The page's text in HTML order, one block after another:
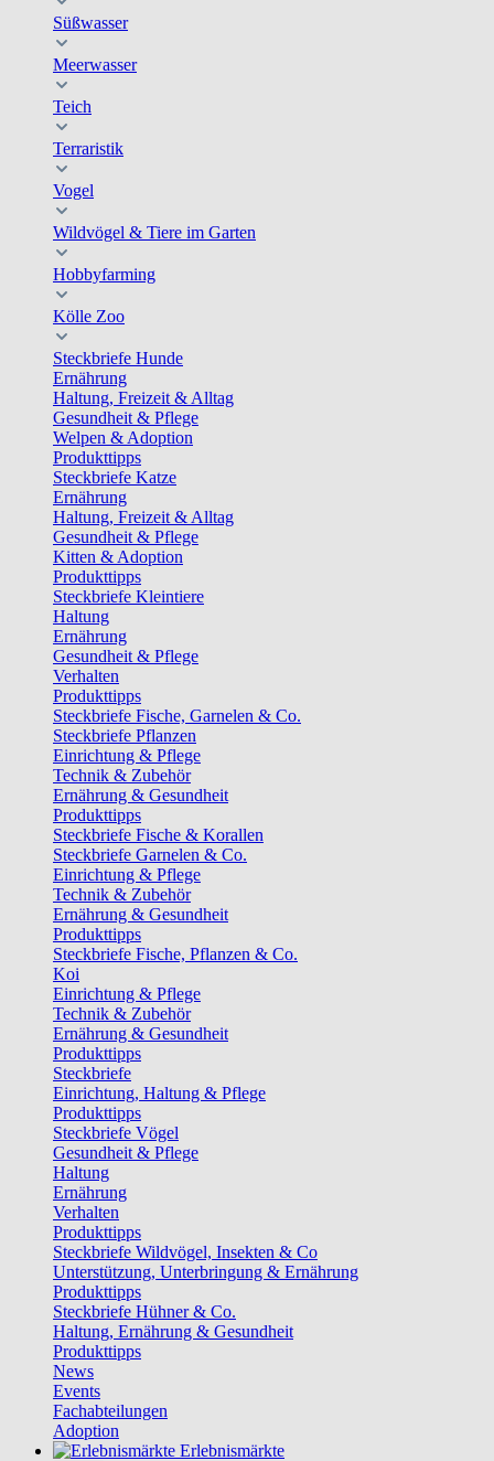
Süßwasser
Meerwasser
Teich
Terraristik
Vogel
Wildvögel & Tiere im Garten
Hobbyfarming
Kölle Zoo
Steckbriefe Hunde
Ernährung
Haltung, Freizeit & Alltag
Gesundheit & Pflege
Welpen & Adoption
Produkttipps
Steckbriefe Katze
Ernährung
Haltung, Freizeit & Alltag
Gesundheit & Pflege
Kitten & Adoption
Produkttipps
Steckbriefe Kleintiere
Haltung
Ernährung
Gesundheit & Pflege
Verhalten
Produkttipps
Steckbriefe Fische, Garnelen & Co.
Steckbriefe Pflanzen
Einrichtung & Pflege
Technik & Zubehör
Ernährung & Gesundheit
Produkttipps
Steckbriefe Fische & Korallen
Steckbriefe Garnelen & Co.
Einrichtung & Pflege
Technik & Zubehör
Ernährung & Gesundheit
Produkttipps
Steckbriefe Fische, Pflanzen & Co.
Koi
Einrichtung & Pflege
Technik & Zubehör
Ernährung & Gesundheit
Produkttipps
Steckbriefe
Einrichtung, Haltung & Pflege
Produkttipps
Steckbriefe Vögel
Gesundheit & Pflege
Haltung
Ernährung
Verhalten
Produkttipps
Steckbriefe Wildvögel, Insekten & Co
Unterstützung, Unterbringung & Ernährung
Produkttipps
Steckbriefe Hühner & Co.
Haltung, Ernährung & Gesundheit
Produkttipps
News
Events
Fachabteilungen
Adoption
Erlebnismärkte